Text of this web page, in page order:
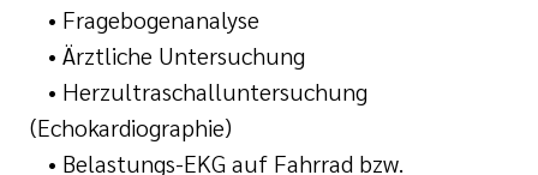
• Fragebogenanalyse
• Ärztliche Untersuchung
• Herzultraschalluntersuchung
(Echokardiographie)
• Belastungs-EKG auf Fahrrad bzw.